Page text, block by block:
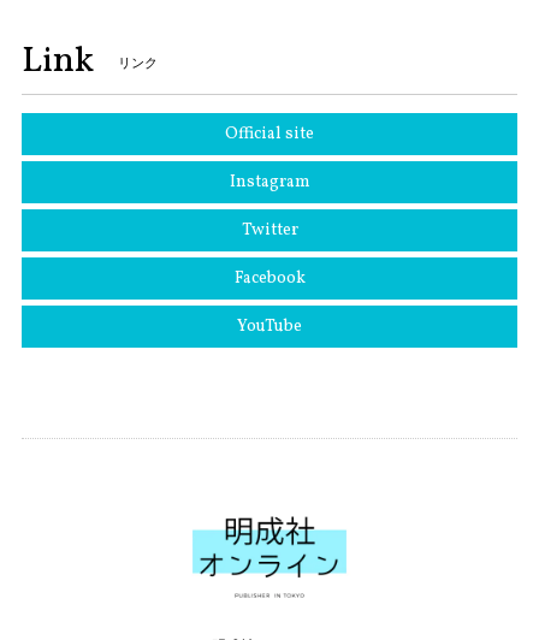
Link リンク
Official site
Instagram
Twitter
Facebook
YouTube